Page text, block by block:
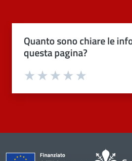
Quanto sono chiare le
questa pagina?
Valuta 4 stelle su 5
Valuta 3 stelle su 5
Valuta 2 stelle su 5
Valuta 1 stelle su 5